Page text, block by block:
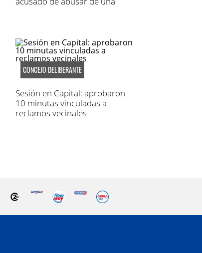
CONCEJO DELIBERANTE
Sesión en Capital: aprobaron
10 minutas vinculadas a
reclamos vecinales